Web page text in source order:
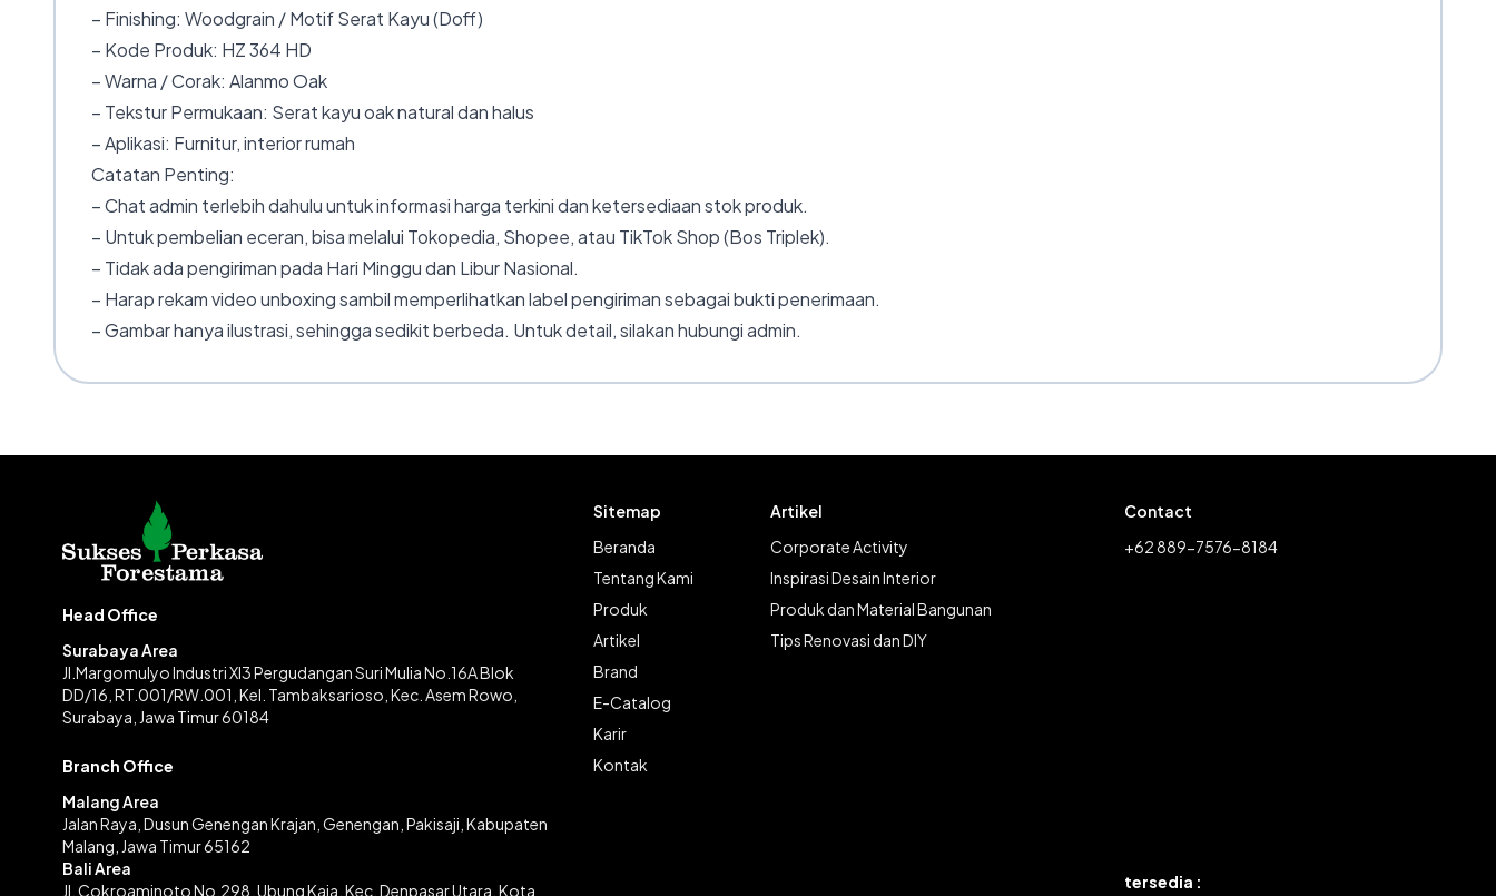
– Finishing: Woodgrain / Motif Serat Kayu (Doff)
– Kode Produk: HZ 364 HD
– Warna / Corak: Alanmo Oak
– Tekstur Permukaan: Serat kayu oak natural dan halus
– Aplikasi: Furnitur, interior rumah
Catatan Penting:
– Chat admin terlebih dahulu untuk informasi harga terkini dan ketersediaan stok produk.
– Untuk pembelian eceran, bisa melalui Tokopedia, Shopee, atau TikTok Shop (Bos Triplek).
– Tidak ada pengiriman pada Hari Minggu dan Libur Nasional.
– Harap rekam video unboxing sambil memperlihatkan label pengiriman sebagai bukti penerimaan.
– Gambar hanya ilustrasi, sehingga sedikit berbeda. Untuk detail, silakan hubungi admin.
Head Office
Surabaya Area
Jl.Margomulyo Industri XI3 Pergudangan Suri Mulia No.16A Blok
DD/16, RT.001/RW.001, Kel. Tambaksarioso, Kec. Asem Rowo,
Surabaya, Jawa Timur 60184
Branch Office
Malang Area
Jalan Raya, Dusun Genengan Krajan, Genengan, Pakisaji, Kabupaten
Malang, Jawa Timur 65162
Bali Area
Jl. Cokroaminoto No.298, Ubung Kaja, Kec. Denpasar Utara, Kota
Sitemap
Beranda
Tentang Kami
Produk
Artikel
Brand
E-Catalog
Karir
Kontak
Artikel
Corporate Activity
Inspirasi Desain Interior
Produk dan Material Bangunan
Tips Renovasi dan DIY
Contact
+62 889-7576-8184
tersedia :